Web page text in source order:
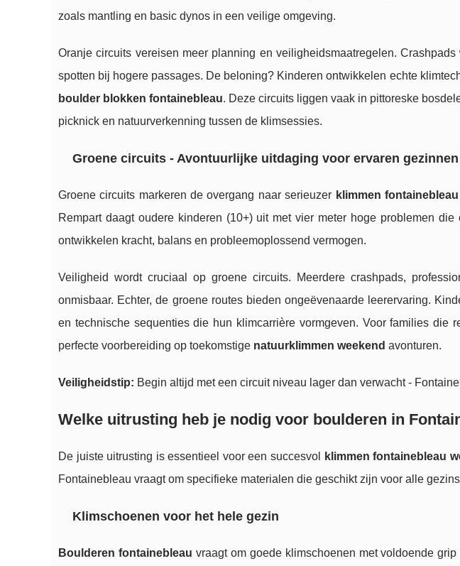
zoals mantling en basic dynos in een veilige omgeving.
Oranje circuits vereisen meer planning en veiligheidsmaatregelen.
spotten bij hogere passages. De beloning? Kinderen ontwikkelen echte
boulder blokken fontainebleau. Deze circuits liggen vaak in pittoreske
picknick en natuurverkenning tussen de klimsessies.
Groene circuits - Avontuurlijke uitdaging voor ervaren gezinnen
Groene circuits markeren de overgang naar serieuzer klimmen
Rempart daagt oudere kinderen (10+) uit met vier meter hoge problemen
ontwikkelen kracht, balans en probleemoplossend vermogen.
Veiligheid wordt cruciaal op groene circuits. Meerdere crashpads,
onmisbaar. Echter, de groene routes bieden ongeëvenaarde leerervaring.
en technische sequenties die hun klimcarrière vormgeven. Voor families die
perfecte voorbereiding op toekomstige natuurklimmen weekend avonturen.
Veiligheidstip: Begin altijd met een circuit niveau lager dan verwacht -
Welke uitrusting heb je nodig voor boulderen in
De juiste uitrusting is essentieel voor een succesvol klimmen fontainebleau
Fontainebleau vraagt om specifieke materialen die geschikt zijn voor alle
Klimschoenen voor het hele gezin
Boulderen fontainebleau vraagt om goede klimschoenen met voldoende